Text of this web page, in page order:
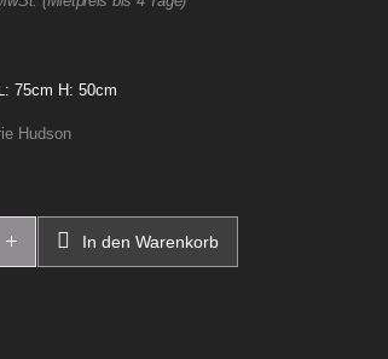
75cm H: 50cm
Hudson
In den Warenkorb